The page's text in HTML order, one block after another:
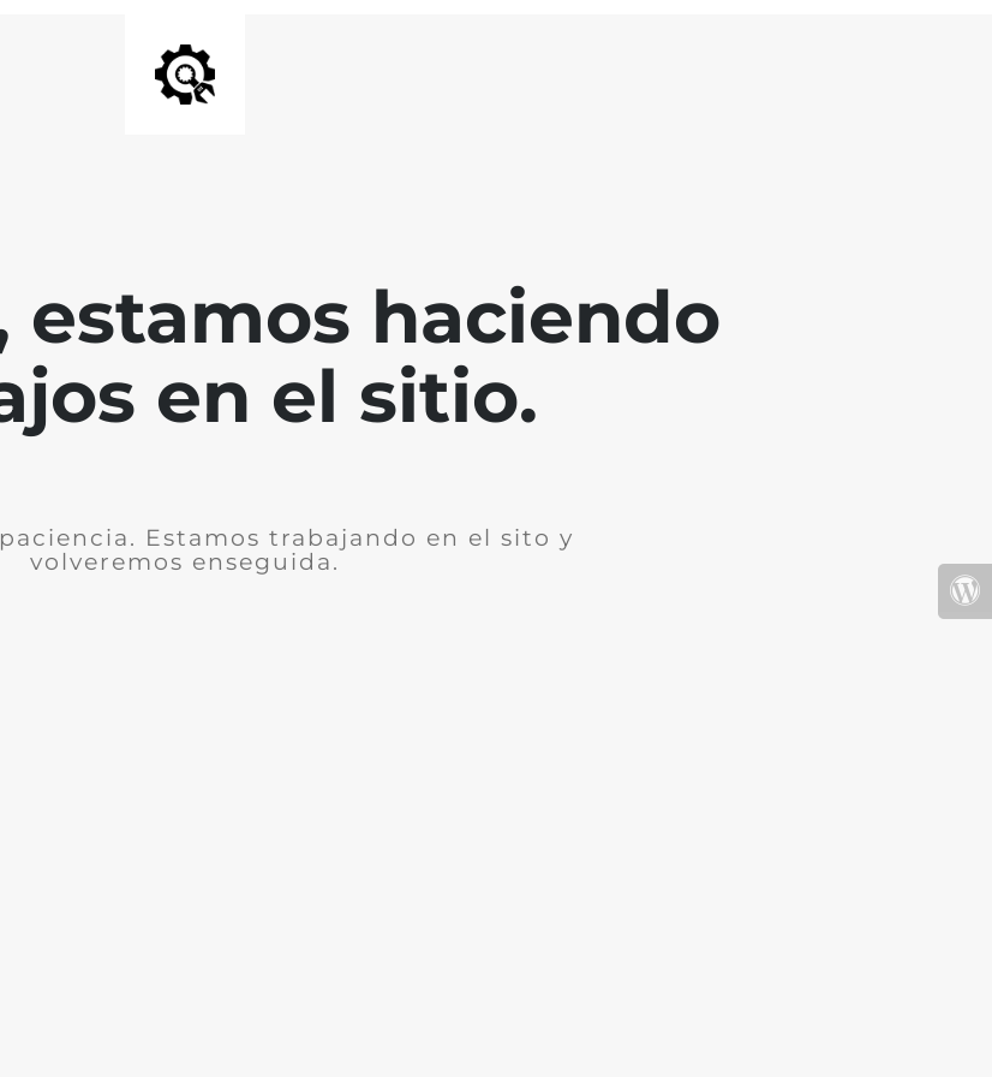
estamos haciendo
en el sitio.
Estamos trabajando en el sito y
volveremos enseguida.